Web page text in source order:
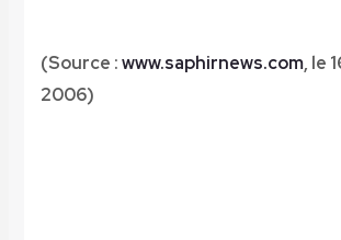
(Source :www.saphirnews.com, le
2006)